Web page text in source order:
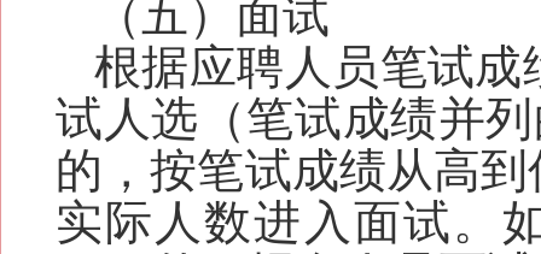
（五 ）面试
根据应聘人员笔试成
试人选（笔试成绩并
的，按笔试成绩从高
实际人数进入面试。